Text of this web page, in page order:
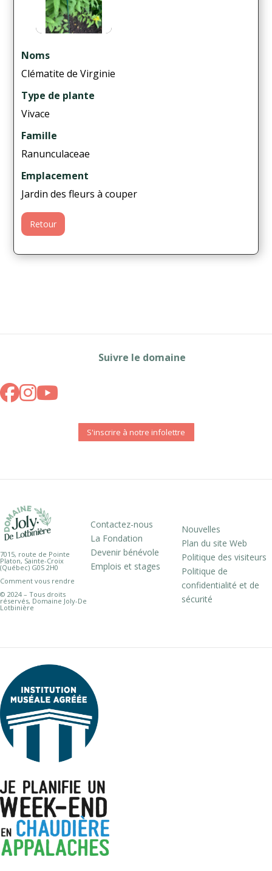
Noms
Clématite de Virginie
Type de plante
Vivace
Famille
Ranunculaceae
Emplacement
Jardin des fleurs à couper
Retour
Suivre le domaine
S'inscrire à notre infolettre
7015, route de Pointe
Platon, Sainte-Croix
(Québec) G0S 2H0
Comment vous rendre
© 2024 – Tous droits
réservés, Domaine Joly-De
Lotbinière
Contactez-nous
La Fondation
Devenir bénévole
Emplois et stages
Nouvelles
Plan du site Web
Politique des visiteurs
Politique de
confidentialité et de
sécurité